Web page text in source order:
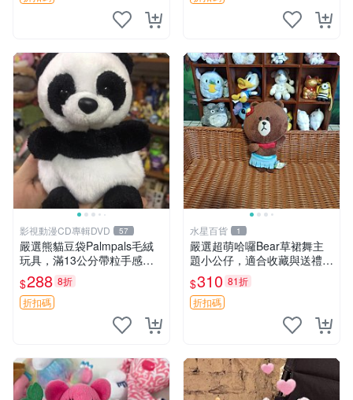
影視動漫CD專輯DVD 57
嚴選熊貓豆袋Palmpals毛絨
玩具，滿13公分帶粒手感極
佳，電影主題周邊推薦 熊貓
Palmpals 毛絨玩具 豆袋 劇場
版周邊
$288 8折
折扣碼
水星百貨 1
嚴選超萌哈囉Bear草裙舞主
題小公仔，適合收藏與送禮 1
00 克 哈囉Bear 草裙舞
$310 81折
折扣碼